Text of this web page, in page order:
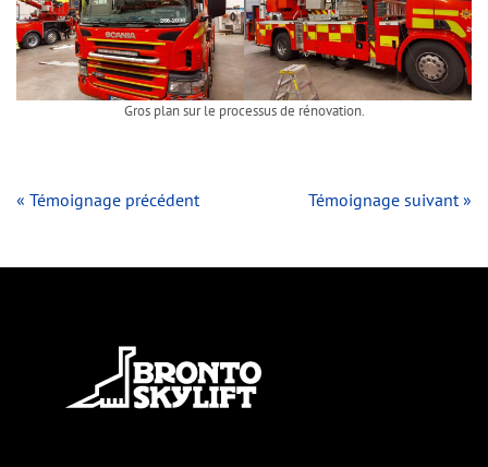
Gros plan sur le processus de rénovation.
« Témoignage précédent Témoignage suivant »